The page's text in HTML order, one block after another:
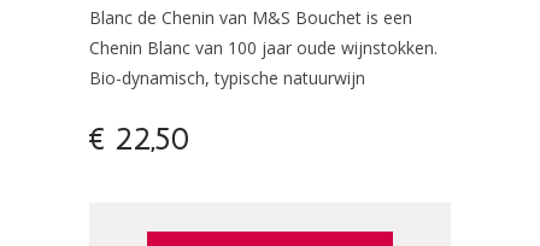
Blanc de Chenin van M&S Bouchet is een
Chenin Blanc van 100 jaar oude wijnstokken.
Bio-dynamisch, typische natuurwijn
€ 22,50